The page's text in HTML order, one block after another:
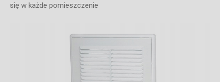
się w każde pomieszczenie